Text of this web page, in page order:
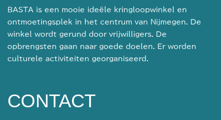
BASTA is een mooie ideële kringloopwinkel en
ontmoetingsplek in het centrum van Nijmegen. De
winkel wordt gerund door vrijwilligers. De
opbrengsten gaan naar goede doelen. Er worden
culturele activiteiten georganiseerd.
CONTACT